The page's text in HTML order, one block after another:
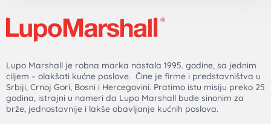
Lupo Marshall je robna marka nastala 1995. godine, sa jednim
ciljem – olakšati kućne poslove. Čine je firme i predstavništva u
Srbiji, Crnoj Gori, Bosni i Hercegovini. Pratimo istu misiju preko 25
godina, istrajni u nameri da Lupo Marshall bude sinonim za
brže, jednostavnije i lakše obavljanje kućnih poslova.